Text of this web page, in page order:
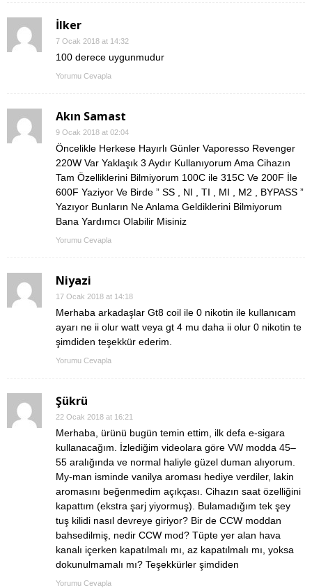
İlker
7 Ocak 2018 at 14:32
100 derece uygunmudur
Yorumu Cevapla
Akın Samast
9 Ocak 2018 at 02:04
Öncelikle Herkese Hayırlı Günler Vaporesso Revenger
220W Var Yaklaşık 3 Aydır Kullanıyorum Ama Cihazın
Tam Özelliklerini Bilmiyorum 100C ile 315C Ve 200F İle
600F Yaziyor Ve Birde ” SS , NI , TI , MI , M2 , BYPASS ”
Yazıyor Bunların Ne Anlama Geldiklerini Bilmiyorum
Bana Yardımcı Olabilir Misiniz
Yorumu Cevapla
Niyazi
17 Ocak 2018 at 14:18
Merhaba arkadaşlar Gt8 coil ile 0 nikotin ile kullanıcam
ayarı ne ii olur watt veya gt 4 mu daha ii olur 0 nikotin te
şimdiden teşekkür ederim.
Yorumu Cevapla
Şükrü
22 Ocak 2018 at 16:21
Merhaba, ürünü bugün temin ettim, ilk defa e-sigara
kullanacağım. İzlediğim videolara göre VW modda 45–
55 aralığında ve normal haliyle güzel duman alıyorum.
My-man isminde vanilya aroması hediye verdiler, lakin
aromasını beğenmedim açıkçası. Cihazın saat özelliğini
kapattım (ekstra şarj yiyormuş). Bulamadığım tek şey
tuş kilidi nasıl devreye giriyor? Bir de CCW moddan
bahsedilmiş, nedir CCW mod? Tüpte yer alan hava
kanalı içerken kapatılmalı mı, az kapatılmalı mı, yoksa
dokunulmamalı mı? Teşekkürler şimdiden
Yorumu Cevapla